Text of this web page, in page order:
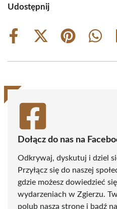
Udostępnij
Share
Share
(Twitter)
Share
Share
Dołącz do nas na
Odkrywaj, dyskutuj i dziel
Przyłącz się do naszej
gdzie możesz dowiedzieć
wydarzeniach w Zgierzu.
polub naszą stronę i bądź